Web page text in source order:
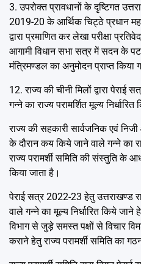
3. उपरोक्त प्रावधानों के दृष्टिगत
2019-20 के आर्थिक चिट्ठे प्रधान
द्वारा प्रमाणित कर लेखा परीक्षा
आगामी विधान सभा सत्र में सदन के
मंत्रिमण्डल का अनुमोदन प्राप्त किया
12. राज्य की चीनी मिलों द्वारा
गन्ने का राज्य परामर्शित मूल्य
राज्य की सहकारी सार्वजनिक एवं निजी
के दौरान कय किये जाने वाले गन्ने का
राज्य परामर्शी समिति की संस्तुति के
किया जाता है।
पेराई सत्र 2022-23 हेतु उत्तराखण्ड
वाले गन्ने का मूल्य निर्धारित किये जाने
विभाग से जुड़े समस्त पक्षों से विचार
कराने हेतु राज्य परामर्शी समिति का